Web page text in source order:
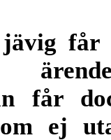
jävig får
får
ej